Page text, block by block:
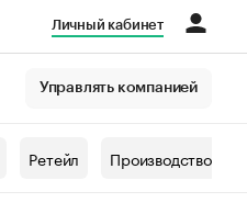
Личный кабинет
Управлять компанией
Ретейл Производство